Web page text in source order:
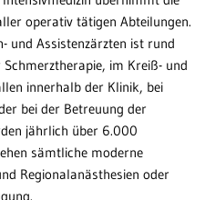
operativ tätigen Abteilungen.
und Assistenzärzten ist rund
im Kreiß- und
innerhalb der Klinik, bei
bei der Betreuung der
jährlich über 6.000
sämtliche moderne
Regionalanästhesien oder